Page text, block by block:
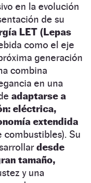
en la evolución
de su
LET (Lepas
como el eje
generación
combina
en una
adaptarse a
eléctrica,
extendida
Su
desde
tamaño,
y una